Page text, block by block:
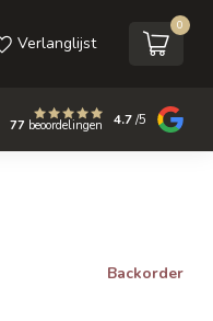
Verlanglijst
0
77 beoordelingen 4.7/5
Backorder